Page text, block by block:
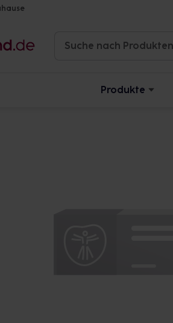
Produkte